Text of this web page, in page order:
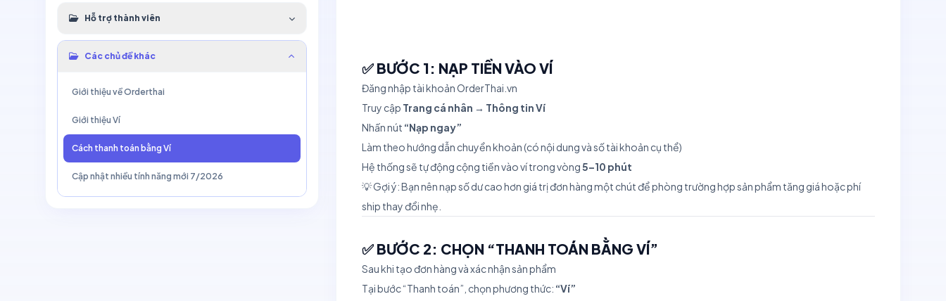
Hỗ trợ thành viên
Các chủ đề khác
Giới thiệu về Orderthai
Giới thiệu Ví
Cách thanh toán bằng Ví
Cập nhật nhiều tính năng mới 7/2026
✅ BƯỚC 1: NẠP TIỀN VÀO VÍ
Đăng nhập tài khoản OrderThai.vn
Truy cập Trang cá nhân → Thông tin Ví
Nhấn nút “Nạp ngay”
Làm theo hướng dẫn chuyển khoản (có nội dung và số tài khoản cụ thể)
Hệ thống sẽ tự động cộng tiền vào ví trong vòng5–10 phút
💡 Gợi ý: Bạn nên nạp số dư cao hơn giá trị đơn hàng một chút để phòng trường hợp sản phẩm tăng giá hoặc phí
ship thay đổi nhẹ.
✅ BƯỚC 2: CHỌN “THANH TOÁN BẰNG VÍ”
Sau khi tạo đơn hàng và xác nhận sản phẩm
Tại bước “Thanh toán”, chọn phương thức: “Ví”